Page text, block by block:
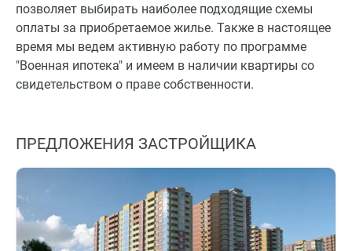
позволяет выбирать наиболее подходящие схемы
оплаты за приобретаемое жилье. Также в настоящее
время мы ведем активную работу по программе
"Военная ипотека" и имеем в наличии квартиры со
свидетельством о праве собственности.
ПРЕДЛОЖЕНИЯ ЗАСТРОЙЩИКА